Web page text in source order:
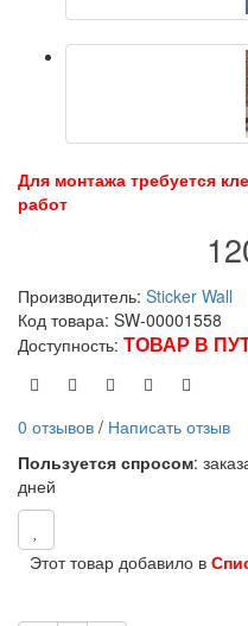
Для монтажа требуется
работ
Производитель: Sticker Wall
Код товара: SW-00001558
Доступность: ТОВАР В
0 отзывов / Написать отзыв
Пользуется спросом:
дней
Этот товар добавило в